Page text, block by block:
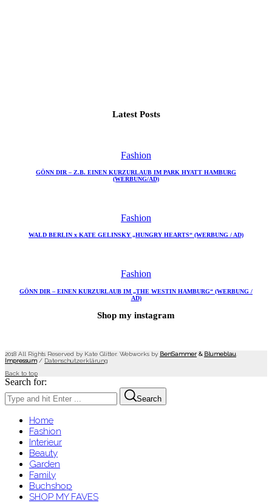
Latest Posts
Fashion
GÖNN DIR – Z.B. EINEN KURZURLAUB IM PARK HYATT HAMBURG
(WERBUNG/AD)
Fashion
WALD BERLIN x KATE GELINSKY „HUNGRY HEARTS“ (WERBUNG / AD)
Fashion
GÖNN DIR – EINEN KURZURLAUB IM „THE WESTIN HAMBURG“ (WERBUNG /
AD)
Shop my instagram
2018 All Rights Reserved by Kate Glitter. Webworks by BenSammer & Blumeblau
Impressum/ Datenschutzerklärung
Back to top
Search for:
Search
Home
Fashion
Interieur
Beauty
Garden
Family
Buchshop
SHOP MY FAVES